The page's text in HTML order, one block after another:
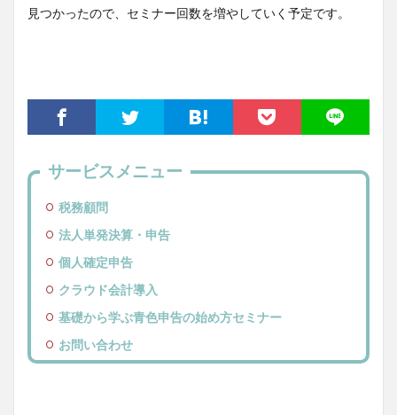
見つかったので、セミナー回数を増やしていく予定です。
サービスメニュー
税務顧問
法人単発決算・申告
個人確定申告
クラウド会計導入
基礎から学ぶ青色申告の始め方セミナー
お問い合わせ